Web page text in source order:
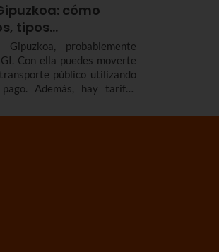
cómo
tipos…
probablemente
Con ella puedes moverte
público utilizando
Además, hay tarifas
qué tipos de tarjeta MUGI